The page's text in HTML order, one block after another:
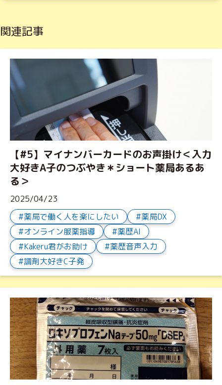
関連記事
【#5】マイナンバーカードのお声掛け＜入力
大好きA子のつぶやき＊ショート薬局あるあ
る＞
2025/04/23
薬局で働く人を楽にしたい
薬局DX
オンライン服薬指導
薬歴AI
Kakeru君がお助け
薬歴音声入力
調剤大好きC子発